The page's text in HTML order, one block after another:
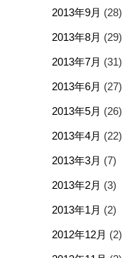
2013年9月 (28)
2013年8月 (29)
2013年7月 (31)
2013年6月 (27)
2013年5月 (26)
2013年4月 (22)
2013年3月 (7)
2013年2月 (3)
2013年1月 (2)
2012年12月 (2)